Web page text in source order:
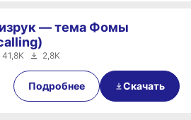
00:53
— тема Фомы
41,8K 2,8K
Подробнее Скачать